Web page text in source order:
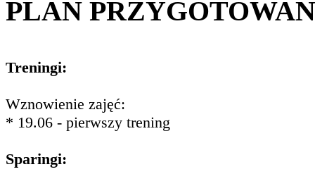
PLAN PRZYGOTOWAŃ
Treningi:
Wznowienie zajęć:
* 19.06 - pierwszy trening
Sparingi: